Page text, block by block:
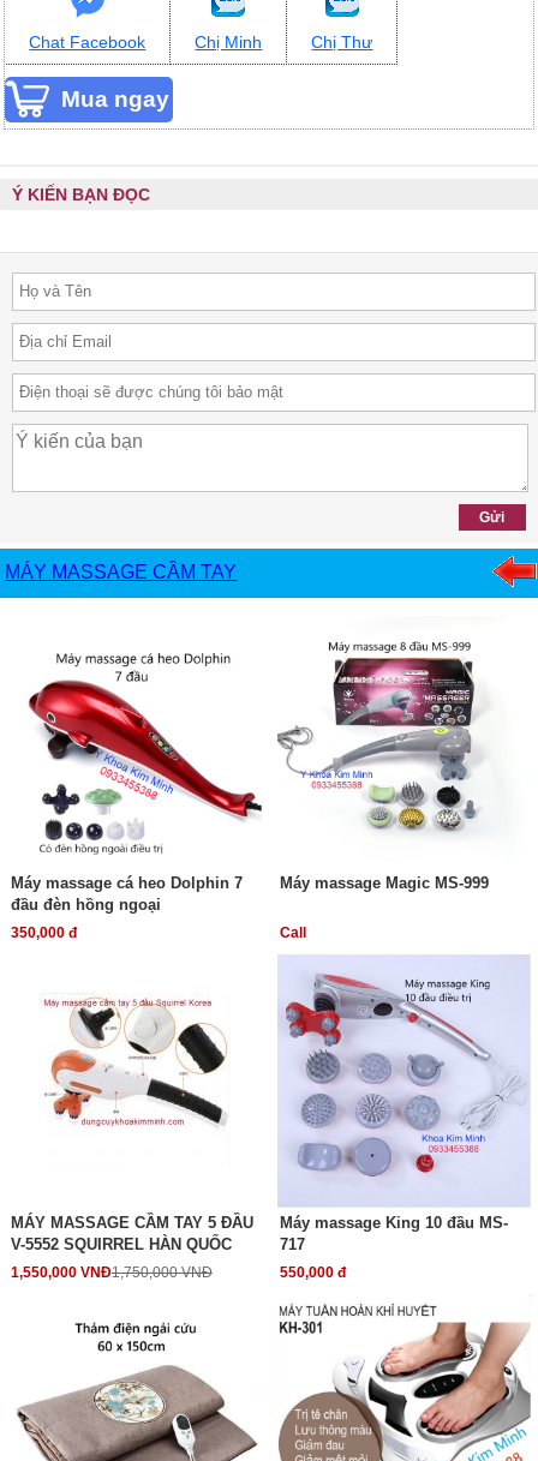
Chat Facebook Chị Minh Chị Thư
Ý KIẾN BẠN ĐỌC
MÁY MASSAGE CẦM TAY
Máy massage cá heo Dolphin 7
đầu đèn hồng ngoại
350,000 đ
Máy massage Magic MS-999
Call
MÁY MASSAGE CẦM TAY 5 ĐẦU
V-5552 SQUIRREL HÀN QUỐC
1,550,000 VNĐ1,750,000 VNĐ
Máy massage King 10 đầu MS-
717
550,000 đ